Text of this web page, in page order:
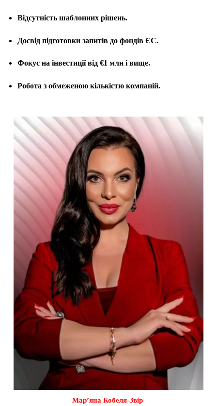
Відсутність шаблонних рішень.
Досвід підготовки запитів до фондів ЄС.
Фокус на інвестиції від €1 млн і вище.
Робота з обмеженою кількістю компаній.
Мар’яна Кобеля-Звір